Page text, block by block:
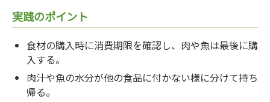
実践のポイント
食材の購入時に消費期限を確認し、肉や魚は最後に購
入する。
肉汁や魚の水分が他の食品に付かない様に分けて持ち
帰る。